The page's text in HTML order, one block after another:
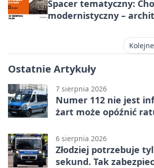
Spacer tematyczny:
modernistyczny –
Ostatnie Artykuły
7 sierpnia 2026
Numer 112 nie jest
żart może opóźnić
6 sierpnia 2026
Złodziej potrzebuje
sekund. Tak